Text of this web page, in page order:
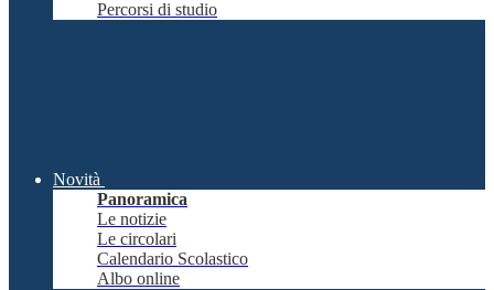
Percorsi di studio
Novità
Panoramica
Le notizie
Le circolari
Calendario Scolastico
Albo online